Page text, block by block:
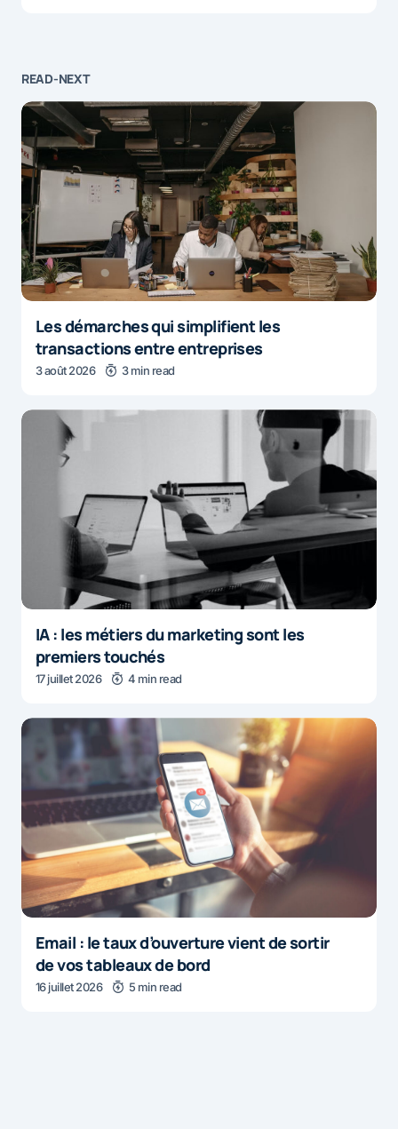
READ-NEXT
Les démarches qui simplifient les
transactions entre entreprises
3 août 2026 3 min read
IA : les métiers du marketing sont les
premiers touchés
17 juillet 2026 4 min read
Email : le taux d’ouverture vient de sortir
de vos tableaux de bord
16 juillet 2026 5 min read